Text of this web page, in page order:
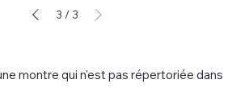
3 / 3
montre qui n'est pas répertoriée dans